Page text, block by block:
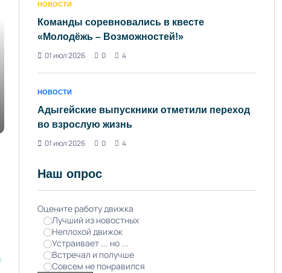
НОВОСТИ
Команды соревновались в квесте
«Молодёжь – Возможностей!»
01 июл 2026
0 4
НОВОСТИ
Адыгейские выпускники отметили переход
во взрослую жизнь
01 июл 2026
0 4
Наш опрос
Оцените работу движка
Лучший из новостных
Неплохой движок
Устраивает ... но ...
Встречал и получше
Совсем не понравился